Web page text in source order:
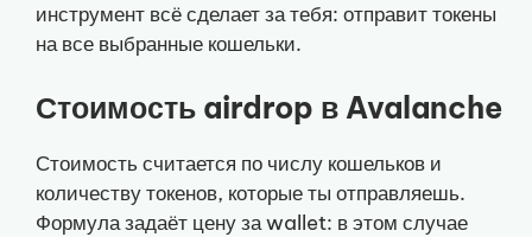
инструмент всё сделает за тебя: отправит токены
на все выбранные кошельки.
Стоимость airdrop в Avalanche
Стоимость считается по числу кошельков и
количеству токенов, которые ты отправляешь.
Формула задаёт цену за wallet: в этом случае